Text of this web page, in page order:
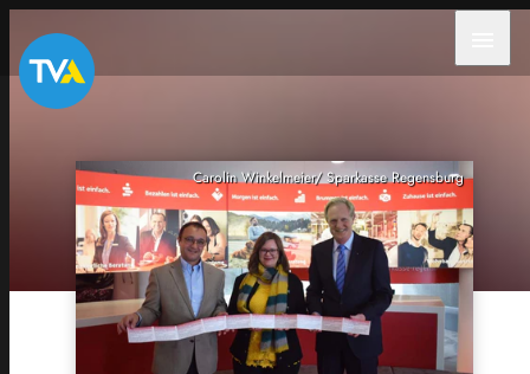
Carolin Winkelmeier/ Sparkasse Regensburg